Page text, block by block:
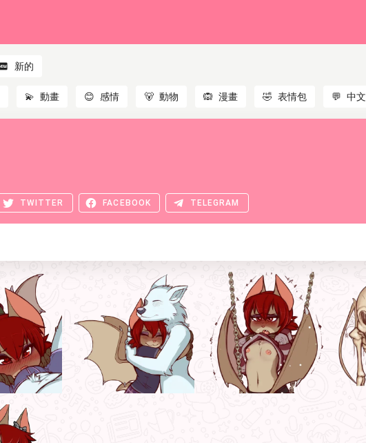
新的
💫 動畫 😊 感情 🐻 動物 🙉 漫畫 🤣 表情包 💬 中文
TWITTER FACEBOOK TELEGRAM